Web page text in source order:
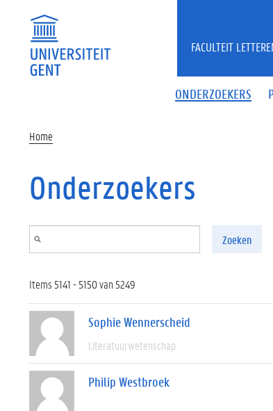
ONDERZOEKERS
FACULTEIT
Home
Onderzoekers
Zoeken
Items 5141 - 5150 van 5249
Sophie Wennerscheid
Literatuurwetenschap
Philip Westbroek